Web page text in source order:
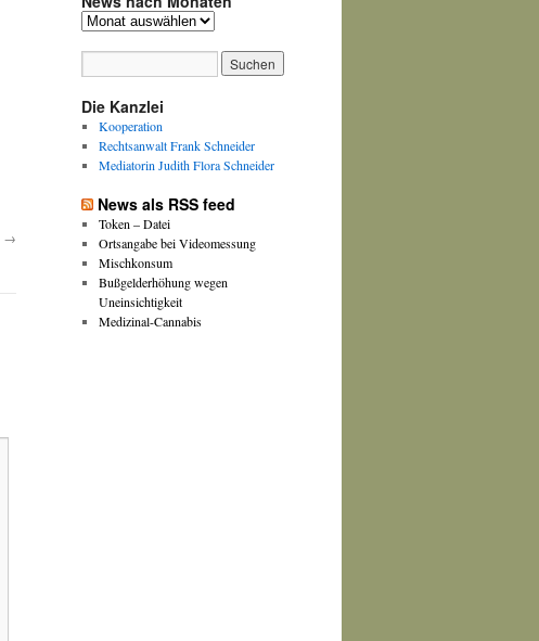
→
News
Die Kanzlei
Kooperation
Rechtsanwalt Frank Schneider
Mediatorin Judith Flora Schneider
News als RSS feed
Token – Datei
Ortsangabe bei Videomessung
Mischkonsum
Bußgelderhöhung wegen
Uneinsichtigkeit
Medizinal-Cannabis